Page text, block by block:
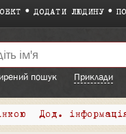
ДОДАТИ ЛЮДИНУ
пошук
Приклади
Дод.